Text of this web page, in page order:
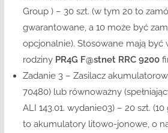
Group ) – 30 szt. (w tym 20 to
gwarantowane, a 10 może być
opcjonalnie). Stosowane mają być
rodziny PR4G F@stnet RRC 9200
Zadanie 3 – Zasilacz
70480) lub równoważny
ALI 143.01. wydanie03) – 20 szt.
to akumulatory litowo-jonowe, o